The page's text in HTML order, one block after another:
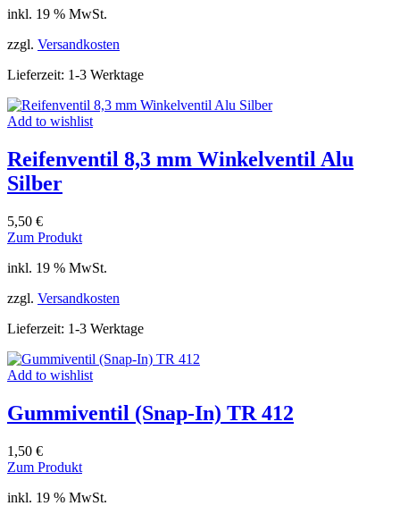
inkl. 19 % MwSt.
zzgl. Versandkosten
Lieferzeit: 1-3 Werktage
Add to wishlist
Reifenventil 8,3 mm Winkelventil Alu
Silber
5,50 €
Zum Produkt
inkl. 19 % MwSt.
zzgl. Versandkosten
Lieferzeit: 1-3 Werktage
Add to wishlist
Gummiventil (Snap-In) TR 412
1,50 €
Zum Produkt
inkl. 19 % MwSt.